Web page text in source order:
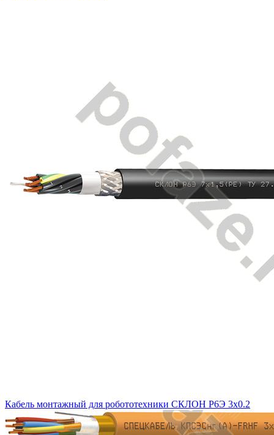
Кабель монтажный для робототехники СКЛОН Р6Э 3х0.2